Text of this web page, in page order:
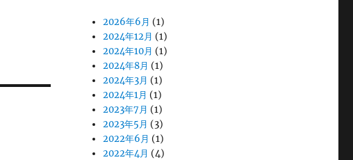
2026年6月 (1)
2024年12月 (1)
2024年10月 (1)
2024年8月 (1)
2024年3月 (1)
2024年1月 (1)
2023年7月 (1)
2023年5月 (3)
2022年6月 (1)
2022年4月 (4)